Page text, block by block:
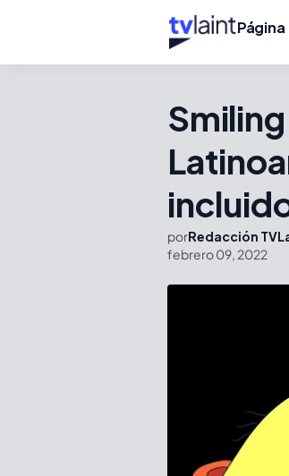
porRedacción
febrero 09, 2022